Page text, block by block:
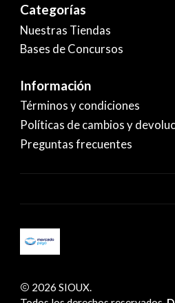
Categorías
Nuestras Tiendas
Bases de Concursos
Información
Términos y condiciones
Políticas de cambios y
Preguntas frecuentes
2026 SIOUX.